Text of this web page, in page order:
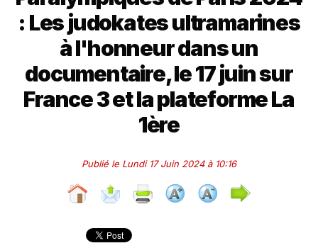
: Les judokates ultramarines
à l'honneur dans un
documentaire, le 17 juin sur
France 3 et la plateforme La
1ère
Publié le Lundi 17 Juin 2024 à 10:16